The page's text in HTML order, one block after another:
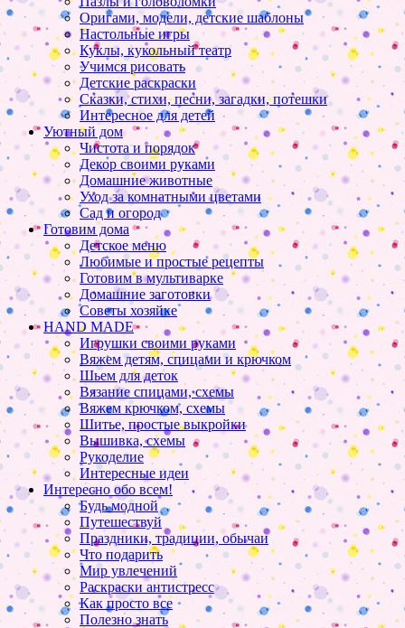
Оригами, модели, детские шаблоны
Настольные игры
Куклы, кукольный театр
Учимся рисовать
Детские раскраски
Сказки, стихи, песни, загадки, потешки
Интересное для детей
Уютный дом
Чистота и порядок
Декор своими руками
Домашние животные
Уход за комнатными цветами
Сад и огород
Готовим дома
Детское меню
Любимые и простые рецепты
Готовим в мультиварке
Домашние заготовки
Советы хозяйке
HAND MADE
Игрушки своими руками
Вяжем детям, спицами и крючком
Шьем для деток
Вязание спицами, схемы
Вяжем крючком, схемы
Шитье, простые выкройки
Вышивка, схемы
Рукоделие
Интересные идеи
Интересно обо всем!
Будь модной
Путешествуй
Праздники, традиции, обычаи
Что подарить
Мир увлечений
Раскраски антистресс
Как просто все
Полезно знать